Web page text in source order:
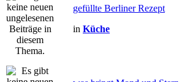
gefüllte Berliner Rezept
in Küche